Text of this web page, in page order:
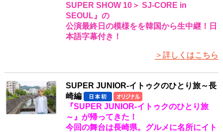
SUPER SHOW 10＞ SJ-CORE in
SEOUL』の
公演最終日の模様をを韓国から生中継！日
本語字幕付き！
＞詳しくはこちら
SUPER JUNIOR-イトゥクのひとり旅～長
崎編
『SUPER JUNIOR-イトゥクのひとり旅
～』が帰ってきた！
今回の舞台は長崎県。グルメに名所にイト